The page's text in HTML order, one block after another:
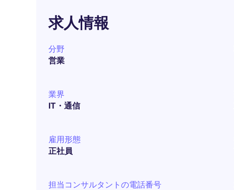
求人情報
分野
営業
業界
IT・通信
雇用形態
正社員
担当コンサルタントの電話番号